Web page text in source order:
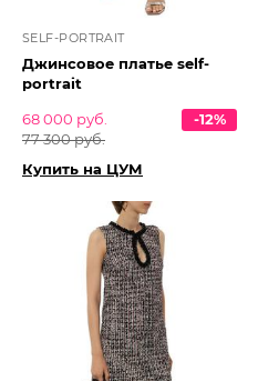
SELF-PORTRAIT
Джинсовое платье self-
portrait
68 000 руб.
77 300 руб.
-12%
Купить на ЦУМ